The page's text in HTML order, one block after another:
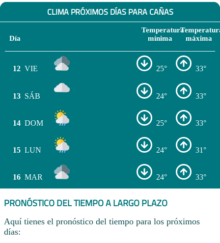
CLIMA PRÓXIMOS DÍAS PARA CAÑAS
Día
Temperatura
mínima
máxima
12 VIE 25° 33°
13 SÁB 24° 33°
14 DOM 25° 33°
15 LUN 24° 31°
16 MAR 24° 33°
PRONÓSTICO DEL TIEMPO A LARGO PLAZO
Aquí tienes el pronóstico del tiempo para los próximos
días: